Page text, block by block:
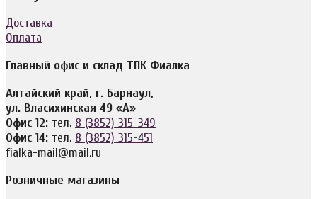
Доставка
Оплата
Главный офис и склад ТПК Фиалка
Алтайский край, г. Барнаул,
ул. Власихинская 49 «А»
Офис 12: тел. 8 (3852) 315-349
Офис 14: тел. 8 (3852) 315-451
fialka-mail@mail.ru
Розничные магазины